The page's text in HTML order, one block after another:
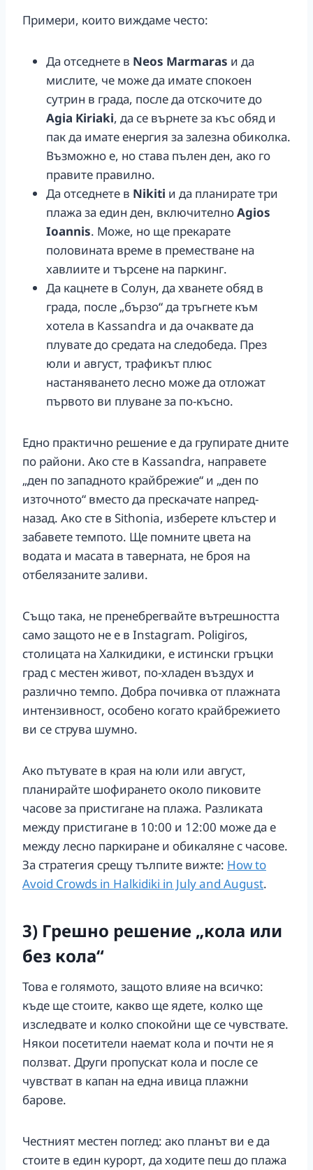
Примери, които виждаме често:
Да отседнете в Neos Marmaras и да
мислите, че може да имате спокоен
сутрин в града, после да отскочите до
Agia Kiriaki, да се върнете за къс обяд и
пак да имате енергия за залезна обиколка.
Възможно е, но става пълен ден, ако го
правите правилно.
Да отседнете в Nikiti и да планирате три
плажа за един ден, включителноAgios
Ioannis. Може, но ще прекарате
половината време в преместване на
хавлиите и търсене на паркинг.
Да кацнете в Солун, да хванете обяд в
града, после „бързо“ да тръгнете към
хотела в Kassandra и да очаквате да
плувате до средата на следобеда. През
юли и август, трафикът плюс
настаняването лесно може да отложат
първото ви плуване за по-късно.
Едно практично решение е да групирате дните
по райони. Ако сте в Kassandra, направете
„ден по западното крайбрежие“ и „ден по
източното“ вместо да прескачате напред-
назад. Ако сте в Sithonia, изберете клъстер и
забавете темпото. Ще помните цвета на
водата и масата в таверната, не броя на
отбелязаните заливи.
Също така, не пренебрегвайте вътрешността
само защото не е в Instagram. Poligiros,
столицата на Халкидики, е истински гръцки
град с местен живот, по-хладен въздух и
различно темпо. Добра почивка от плажната
интензивност, особено когато крайбрежието
ви се струва шумно.
Ако пътувате в края на юли или август,
планирайте шофирането около пиковите
часове за пристигане на плажа. Разликата
между пристигане в 10:00 и 12:00 може да е
между лесно паркиране и обикаляне с часове.
За стратегия срещу тълпите вижте: How to
Avoid Crowds in Halkidiki in July and August.
3) Грешно решение „кола или
без кола“
Това е голямото, защото влияе на всичко:
къде ще стоите, какво ще ядете, колко ще
изследвате и колко спокойни ще се чувствате.
Някои посетители наемат кола и почти не я
ползват. Други пропускат кола и после се
чувстват в капан на една ивица плажни
барове.
Честният местен поглед: ако планът ви е да
стоите в един курорт, да ходите пеш до плажа